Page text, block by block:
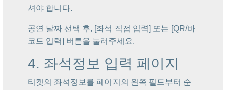
셔야 합니다.
공연 날짜 선택 후, [좌석 직접 입력] 또는 [QR/바
코드 입력] 버튼을 눌러주세요.
4. 좌석정보 입력 페이지
티켓의 좌석정보를 페이지의 왼쪽 필드부터 순